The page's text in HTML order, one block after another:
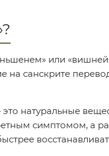
или
санскрите
натуральные
симптомом, а